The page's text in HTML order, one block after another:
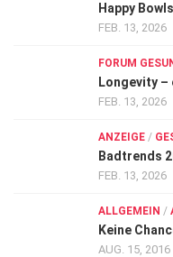
Happy
FEB. 13, 2026
FORUM
Longevity
FEB. 13, 2026
ANZEIGE /
Badtrends
FEB. 13, 2026
ALLGEMEIN /
Keine
AUG. 15, 2016